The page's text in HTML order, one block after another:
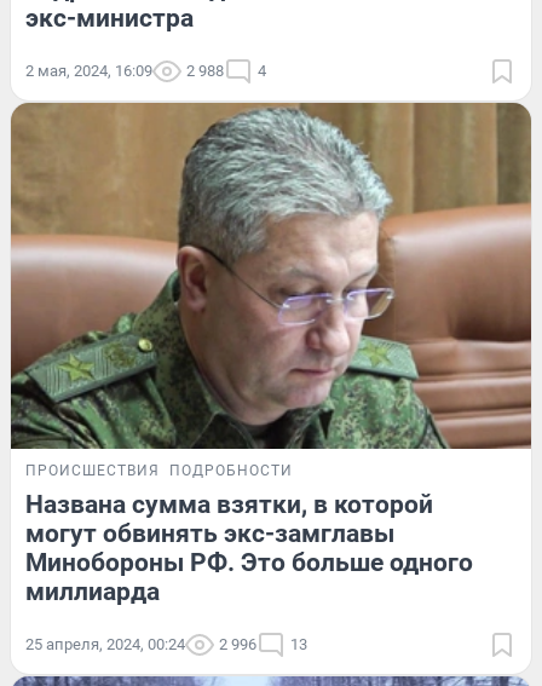
экс-министра
2 мая, 2024, 16:09 2 988 4
ПРОИСШЕСТВИЯ ПОДРОБНОСТИ
Названа сумма взятки, в которой
могут обвинять экс-замглавы
Минобороны РФ. Это больше одного
миллиарда
25 апреля, 2024, 00:24 2 996 13